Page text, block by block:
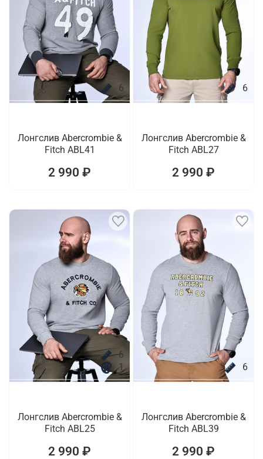
6
Лонгслив Abercrombie &
Fitch ABL41
2 990 ₽
6
Лонгслив Abercrombie &
Fitch ABL27
2 990 ₽
6
1
Лонгслив Abercrombie &
Fitch ABL25
2 990 ₽
6
Лонгслив Abercrombie &
Fitch ABL39
2 990 ₽